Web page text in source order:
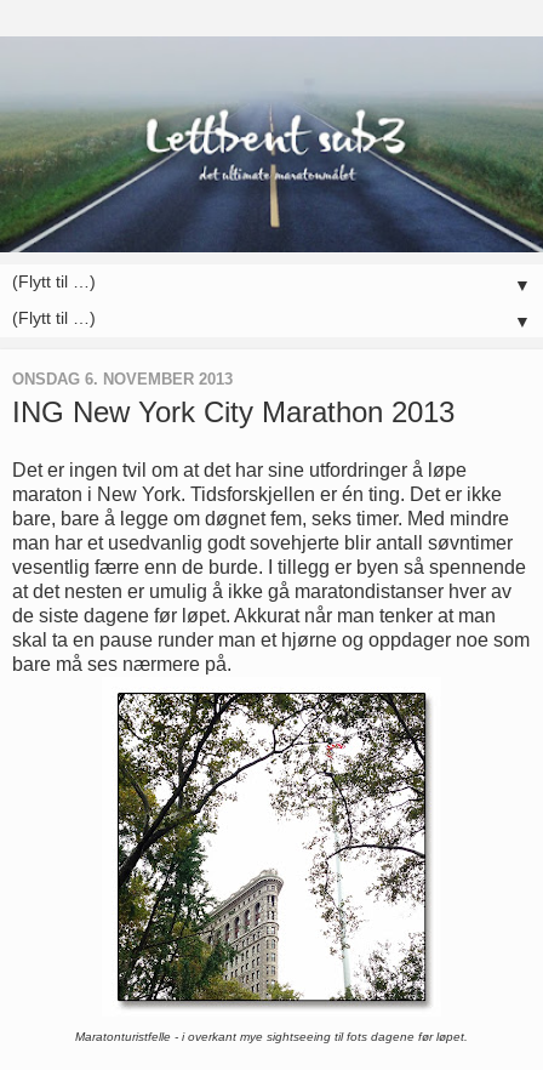
▼
▼
ONSDAG 6. NOVEMBER 2013
ING New York City Marathon 2013
Det er ingen tvil om at det har sine utfordringer å løpe
maraton i New York. Tidsforskjellen er én ting. Det er ikke
bare, bare å legge om døgnet fem, seks timer. Med mindre
man har et usedvanlig godt sovehjerte blir antall søvntimer
vesentlig færre enn de burde. I tillegg er byen så spennende
at det nesten er umulig å ikke gå maratondistanser hver av
de siste dagene før løpet. Akkurat når man tenker at man
skal ta en pause runder man et hjørne og oppdager noe som
bare må ses nærmere på.
Maratonturistfelle - i overkant mye sightseeing til fots dagene før løpet.